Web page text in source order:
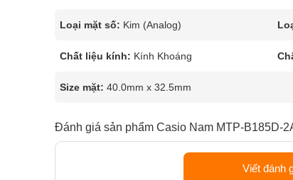
Loại mặt số: Kim (Analog)
Chất liệu kính: Kính Khoáng
Size mặt: 40.0mm x 32.5mm
Đánh giá sản phẩm Casio Nam MTP-B185D-
Viết đánh